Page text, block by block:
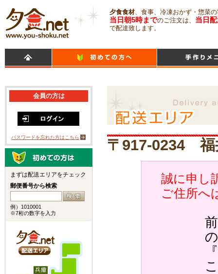
夕食食材、食事、冷凍おかず・惣菜
当日朝5時までのご注文は、 当日
で配達致します。
〒917-0234 福
誠に申し
ご住所へ
の
『
会員の方は
パスワードを忘れた方はこちら
まずは配送エリアをチェック
郵便番号から検索
例）1010001
※7桁の数字を入力